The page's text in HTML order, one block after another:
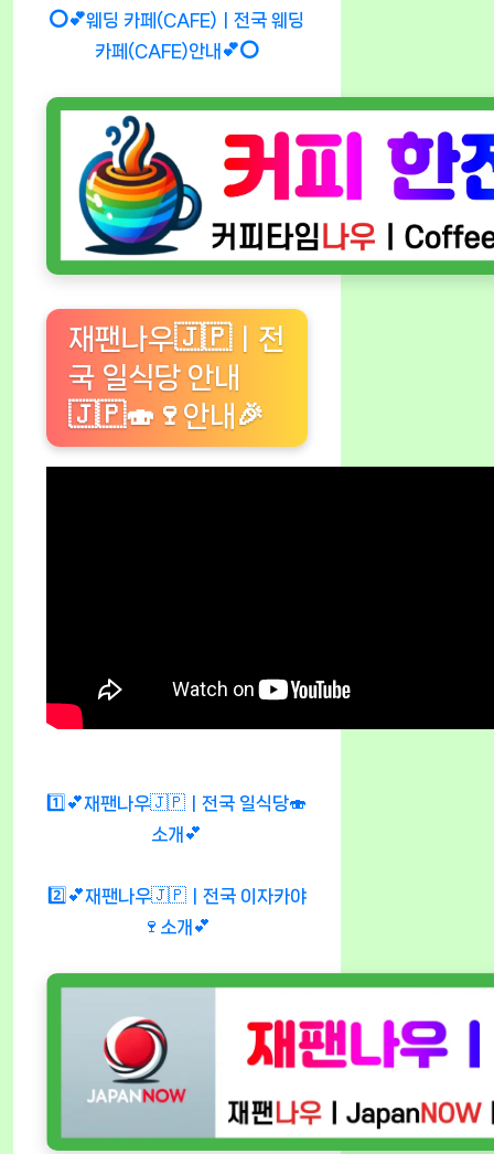
⭕💕웨딩 카페(CAFE)ㅣ전국 웨딩
카페(CAFE)안내💕⭕
재팬나우🇯🇵ㅣ전
국 일식당 안내
🇯🇵🍣🍷안내🎉
1️⃣💕재팬나우🇯🇵ㅣ전국 일식당🍣
소개💕
2️⃣💕재팬나우🇯🇵ㅣ전국 이자카야
🍷소개💕